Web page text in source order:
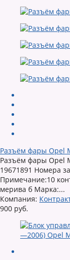
Разъём фары Opel
Разъём фары Opel
19671891 Номера
Примечание:10
мерива б Марка:...
Компания:
900 руб.